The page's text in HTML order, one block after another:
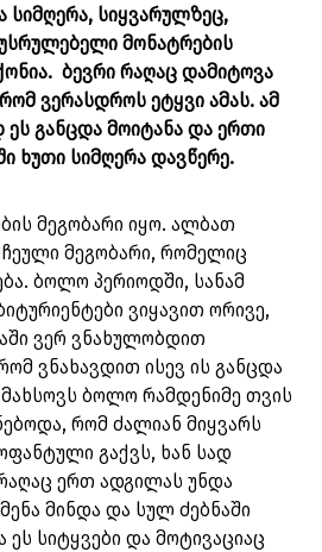
სიმღერა, სიყვარულზეც,
მონატრების
ბევრი რაღაც დამიტოვა
ვერასდროს ეტყვი ამას. ამ
განცდა მოიტანა და ერთი
ხუთი სიმღერა დავწერე.
მეგობარი იყო. ალბათ
მეგობარი, რომელიც
ბოლო პერიოდში, სანამ
ვიყავით ორივე,
ვერ ვნახულობდით
ვნახავდით ისევ ის განცდა
ბოლო რამდენიმე თვის
რომ ძალიან მიყვარს
გაქვს, ხან სად
ერთ ადგილას უნდა
მინდა და სულ ძებნაში
ეს სიტყვები და მოტივაციაც